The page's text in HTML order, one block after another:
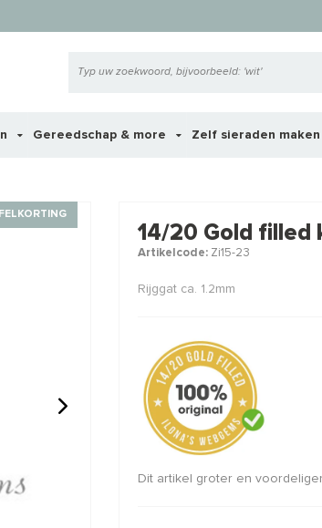
Gereedschap & more Zelf sieraden maken
interessant voor je?
STAFFELKORTING
14/20 Goldfilled
draadgeleider ca. 5.4mm
14/20 Gold filled
Artikelcode:Zi15-23
Rijggat ca. 1.2mm
Dit artikel groter en